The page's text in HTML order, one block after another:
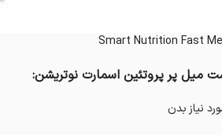
Smart Nutrition Fast
میل پر پروتئین اسمارت نوتریشن:
نیاز بدن